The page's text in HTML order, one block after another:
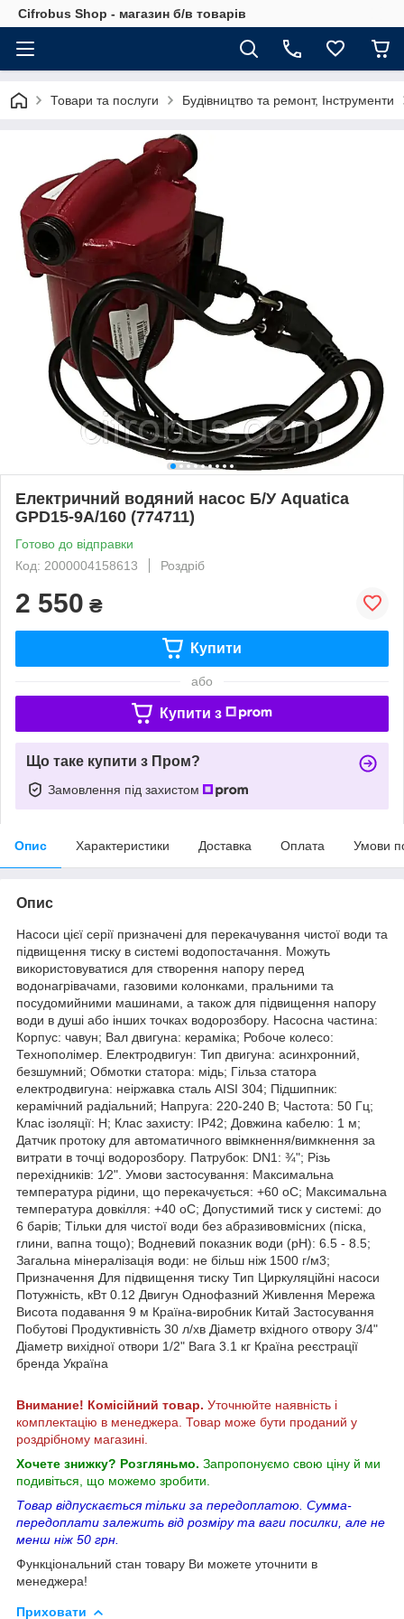
Cifrobus Shop - магазин б/в товарів
Товари та послуги Будівництво та ремонт, Інструменти
Електричний водяний насос Б/У Aquatica
GPD15-9A/160 (774711)
Готово до відправки
Код: 2000004158613
Роздріб
2 550 ₴
Купити
або
Купити з
Що таке купити з Пром?
Замовлення під захистом
Опис Характеристики Доставка Оплата Умови
Опис
Насоси цієї серії призначені для перекачування чистої води та
підвищення тиску в системі водопостачання. Можуть
використовуватися для створення напору перед
водонагрівачами, газовими колонками, пральними та
посудомийними машинами, а також для підвищення напору
води в душі або інших точках водорозбору. Насосна частина:
Корпус: чавун; Вал двигуна: кераміка; Робоче колесо:
Технополімер. Електродвигун: Тип двигуна: асинхронний,
безшумний; Обмотки статора: мідь; Гільза статора
електродвигуна: неіржавка сталь AISI 304; Підшипник:
керамічний радіальний; Напруга: 220-240 В; Частота: 50 Гц;
Клас ізоляції: Н; Клас захисту: IP42; Довжина кабелю: 1 м;
Датчик протоку для автоматичного ввімкнення/вимкнення за
витрати в точці водорозбору. Патрубок: DN1: ¾"; Різь
перехідників: 1⁄2". Умови застосування: Максимальна
температура рідини, що перекачується: +60 oC; Максимальна
температура довкілля: +40 oC; Допустимий тиск у системі: до
6 барів; Тільки для чистої води без абразивовмісних (піска,
глини, вапна тощо); Водневий показник води (рН): 6.5 - 8.5;
Загальна мінералізація води: не більш ніж 1500 г/м3;
Призначення Для підвищення тиску Тип Циркуляційні насоси
Потужність, кВт 0.12 Двигун Однофазний Живлення Мережа
Висота подавання 9 м Країна-виробник Китай Застосування
Побутові Продуктивність 30 л/хв Діаметр вхідного отвору 3/4"
Діаметр вихідної отвори 1/2" Вага 3.1 кг Країна реєстрації
бренда Україна
Внимание! Комісійний товар. Уточнюйте наявність і
комплектацію в менеджера. Товар може бути проданий у
роздрібному магазині.
Хочете знижку? Розгляньмо. Запропонуємо свою ціну й ми
подивіться, що можемо зробити.
Товар відпускається тільки за передоплатою. Сумма-
передоплати залежить від розміру та ваги посилки, але не
менш ніж 50 грн.
Функціональний стан товару Ви можете уточнити в
менеджера!
Приховати